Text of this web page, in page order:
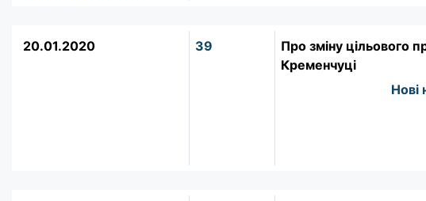
20.01.2020 39
Про зміну цільового
Кременчуці
Нові